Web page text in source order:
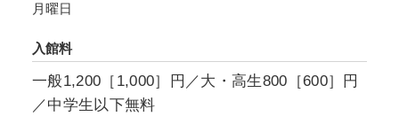
月曜日
入館料
一般1,200［1,000］円／大・高生800［600］円
／中学生以下無料